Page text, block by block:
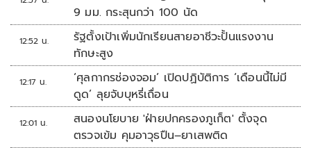
9 มม. กระสุนกว่า 100 นัด
12:52 น.
รัฐตั้งเป้าเพิ่มนักเรียนสายอาชีวะปั้นแรงงาน
ทักษะสูง
12:17 น.
‘ศุลกากรช่องจอม’ เปิดปฏิบัติการ ‘เดือนนี้ไม่มี
ดูด’ ลุยจับบุหรี่เถื่อน
12:01 น.
สนองนโยบาย 'ฝ่ายปกครองภูเก็ต' ตั้งจุด
ตรวจเข้ม คุมอาวุธปืน–ยาเสพติด